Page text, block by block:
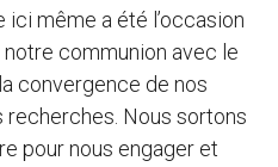
ici même a été l’occasion
communion avec le
convergence de nos
Nous sortons
pour nous engager et